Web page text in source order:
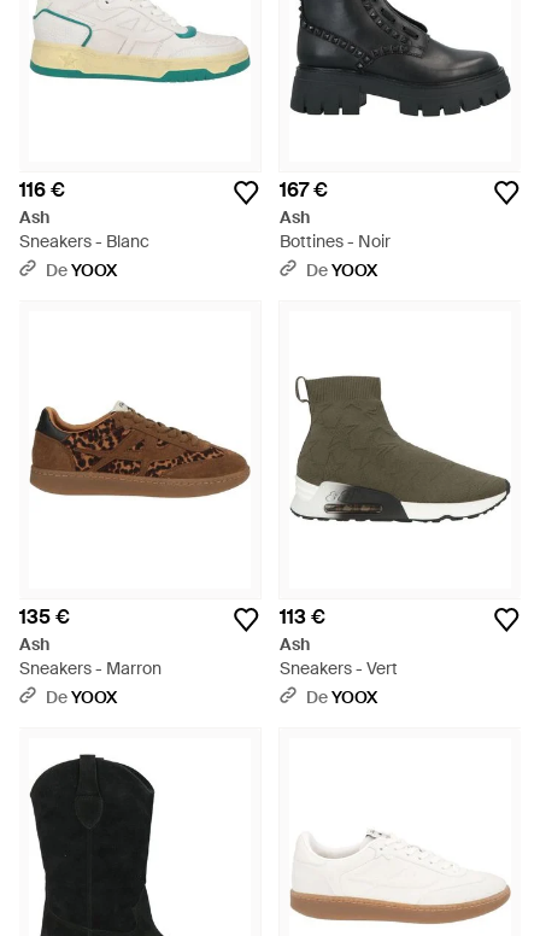
116 €
Ash
Sneakers - Blanc
DeYOOX
167 €
Ash
Bottines - Noir
DeYOOX
135 €
Ash
Sneakers - Marron
DeYOOX
113 €
Ash
Sneakers - Vert
DeYOOX